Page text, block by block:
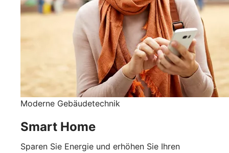
Moderne Gebäudetechnik
Smart Home
Sparen Sie Energie und erhöhen Sie Ihren